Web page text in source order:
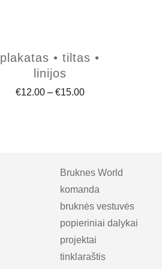
plakatas • tiltas •
linijos
€12.00 – €15.00Price
Bruknes World
komanda
bruknės vestuvės
popieriniai dalykai
projektai
tinklaraštis